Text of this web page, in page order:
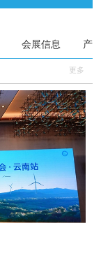
会展信息 产
更多